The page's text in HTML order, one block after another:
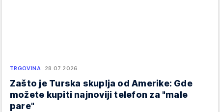
TRGOVINA 28.07.2026.
Zašto je Turska skuplja od Amerike: Gde
možete kupiti najnoviji telefon za "male
pare"